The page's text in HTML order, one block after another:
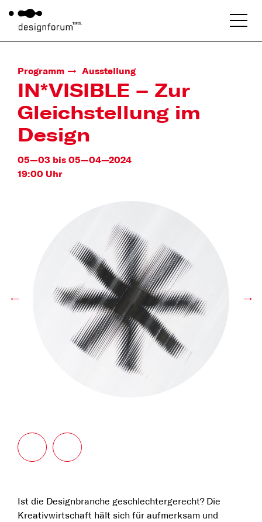
Programm Ausstellung
IN*VISIBLE – Zur
Gleichstellung im
Design
05—03 bis 05—04—2024
19:00 Uhr
← →
Ist die Designbranche geschlechtergerecht? Die
Kreativwirtschaft hält sich für aufmerksam und